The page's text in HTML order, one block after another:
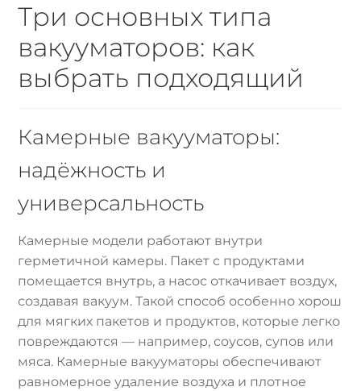
Три основных типа
вакууматоров: как
выбрать подходящий
Камерные вакууматоры:
надёжность и
универсальность
Камерные модели работают внутри
герметичной камеры. Пакет с продуктами
помещается внутрь, а насос откачивает воздух,
создавая вакуум. Такой способ особенно хорош
для мягких пакетов и продуктов, которые легко
повреждаются — например, соусов, супов или
мяса. Камерные вакууматоры обеспечивают
равномерное удаление воздуха и плотное